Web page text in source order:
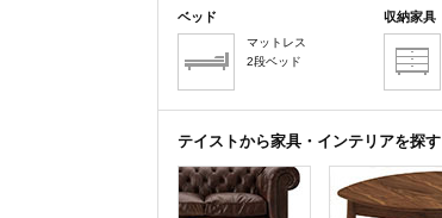
ベッド
マットレス
2段ベッド
収納家具
テイストから家具・インテリアを探す